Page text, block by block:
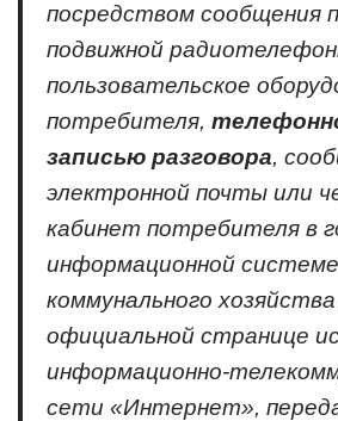
посредством сообщения
подвижной
пользовательское
потребителя,
записью разговора,
электронной почты или
кабинет потребителя в
информационной
коммунального
официальной странице
информационно-
сети «Интернет»,